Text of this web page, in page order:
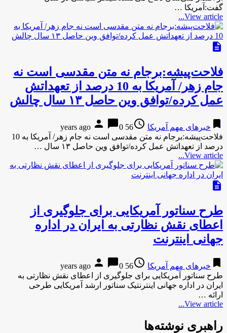
گفت:آمریکا …
View article...
description
فلاحت‌پیشه:برجام نه متن مقدسی است نه
جام زهر/ آمریکا به 10 درصد از تعهداتش
عمل کرده/توافق وین حاصل ۱۳ سال چالش
bookmark خبرهای مهم آمریکا access_time
56 years ago
person chat_bubble0
فلاحت‌پیشه:برجام نه متن مقدسی است نه جام زهر/ آمریکا به 10
درصد از تعهداتش عمل کرده/توافق وین حاصل ۱۳ سال …
View article...
description
طرح سناتور آمریکایی برای جلوگیری از
اعطای نقش نظارتی به ایران در اداره
جهانی اینترنت
bookmark خبرهای مهم آمریکا access_time
56 years ago
person chat_bubble0
طرح سناتور آمریکایی برای جلوگیری از اعطای نقش نظارتی به
ایران در اداره جهانی اینترنتیک سناتور ارشد آمریکایی طرحی
ارائه …
View article...
راهبری نوشته‌ها